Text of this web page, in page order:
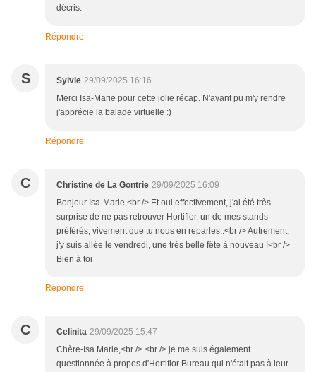
décris.
Répondre
S Sylvie 29/09/2025 16:16
Merci Isa-Marie pour cette jolie récap. N'ayant pu m'y rendre
j'apprécie la balade virtuelle :)
Répondre
C Christine de La Gontrie 29/09/2025 16:09
Bonjour Isa-Marie,<br /> Et oui effectivement, j'ai été très
surprise de ne pas retrouver Hortiflor, un de mes stands
préférés, vivement que tu nous en reparles..<br /> Autrement,
j'y suis allée le vendredi, une très belle fête à nouveau !<br />
Bien à toi
Répondre
C Celinita 29/09/2025 15:47
Chère-Isa Marie,<br /> <br /> je me suis également
questionnée à propos d'Hortiflor Bureau qui n'était pas à leur